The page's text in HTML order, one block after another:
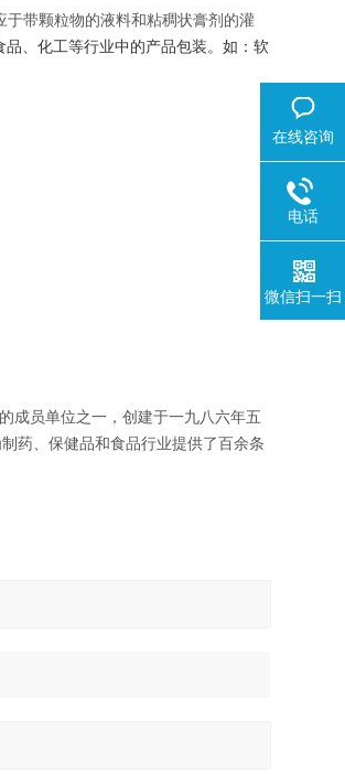
带颗粒物的液料和粘稠状膏剂的灌
品、化工等行业中的产品包装。如：软
成员单位之一，创建于一九八六年五
药、保健品和食品行业提供了百余条
在线咨询
电话
微信扫一扫